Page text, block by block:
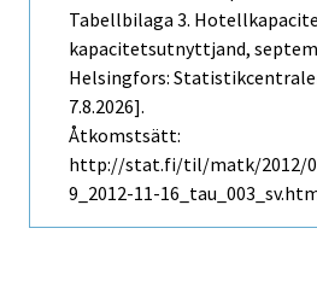
Tabellbilaga 3.
kapacitetsutnyttjand,
Helsingfors:
7.8.2026].
Åtkomstsätt:
http://stat.fi/til/matk/2012/
9_2012-11-